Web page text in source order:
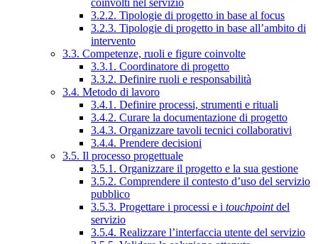
coinvolti nel servizio
3.2.2. Tipologie di progetto in base al focus
3.2.3. Tipologie di progetto in base all’ambito di
intervento
3.3. Competenze, ruoli e figure coinvolte
3.3.1. Coordinatore di progetto
3.3.2. Definire ruoli e responsabilità
3.4. Metodo di lavoro
3.4.1. Definire processi, strumenti e rituali
3.4.2. Curare la documentazione di progetto
3.4.3. Organizzare tavoli tecnici collaborativi
3.4.4. Prendere decisioni
3.5. Il processo progettuale
3.5.1. Organizzare il progetto e la sua gestione
3.5.2. Comprendere il contesto d’uso del servizio
pubblico
3.5.3. Progettare i processi e i touchpointdel
servizio
3.5.4. Realizzare l’interfaccia utente del servizio